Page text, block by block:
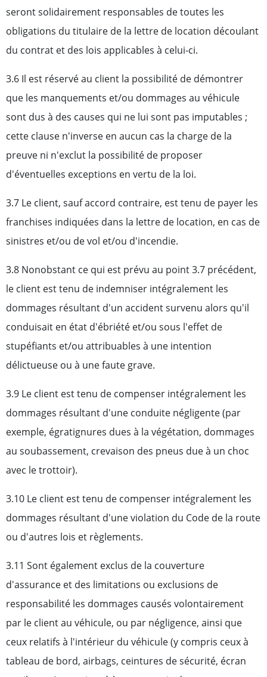
seront solidairement responsables de toutes les
obligations du titulaire de la lettre de location découlant
du contrat et des lois applicables à celui-ci.
3.6 Il est réservé au client la possibilité de démontrer
que les manquements et/ou dommages au véhicule
sont dus à des causes qui ne lui sont pas imputables ;
cette clause n'inverse en aucun cas la charge de la
preuve ni n'exclut la possibilité de proposer
d'éventuelles exceptions en vertu de la loi.
3.7 Le client, sauf accord contraire, est tenu de payer les
franchises indiquées dans la lettre de location, en cas de
sinistres et/ou de vol et/ou d'incendie.
3.8 Nonobstant ce qui est prévu au point 3.7 précédent,
le client est tenu de indemniser intégralement les
dommages résultant d'un accident survenu alors qu'il
conduisait en état d'ébriété et/ou sous l'effet de
stupéfiants et/ou attribuables à une intention
délictueuse ou à une faute grave.
3.9 Le client est tenu de compenser intégralement les
dommages résultant d'une conduite négligente (par
exemple, égratignures dues à la végétation, dommages
au soubassement, crevaison des pneus due à un choc
avec le trottoir).
3.10 Le client est tenu de compenser intégralement les
dommages résultant d'une violation du Code de la route
ou d'autres lois et règlements.
3.11 Sont également exclus de la couverture
d'assurance et des limitations ou exclusions de
responsabilité les dommages causés volontairement
par le client au véhicule, ou par négligence, ainsi que
ceux relatifs à l'intérieur du véhicule (y compris ceux à
tableau de bord, airbags, ceintures de sécurité, écran